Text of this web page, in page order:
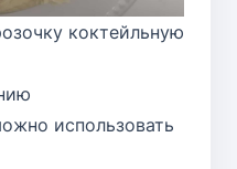
коктейльную
использовать